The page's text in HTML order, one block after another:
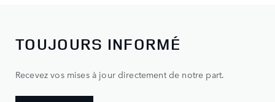
TOUJOURS INFORMÉ
Recevez vos mises à jour directement de notre part.